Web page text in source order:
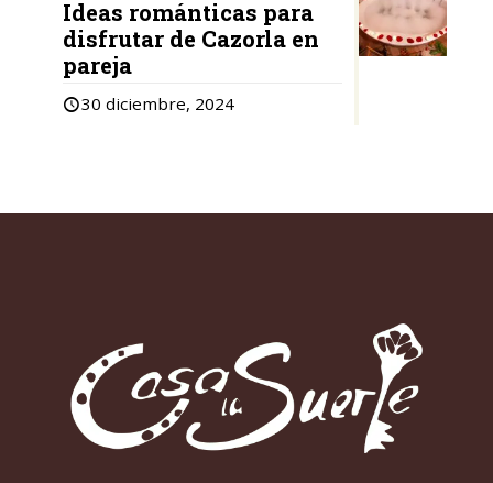
Ideas románticas para
disfrutar de Cazorla en
pareja
30 diciembre, 2024